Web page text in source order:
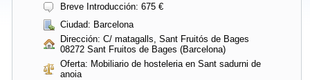
Breve Introducción: 675 €
Ciudad: Barcelona
Dirección: C/ matagalls, Sant Fruitós de Bages
08272 Sant Fruitos de Bages (Barcelona)
Oferta: Mobiliario de hosteleria en Sant sadurni de
anoia